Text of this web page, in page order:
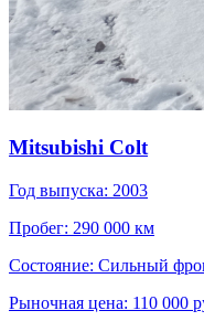
Mitsubishi Colt
Год выпуска: 2003
Пробег: 290 000 км
Состояние: Сильный
Рыночная цена: 110 000